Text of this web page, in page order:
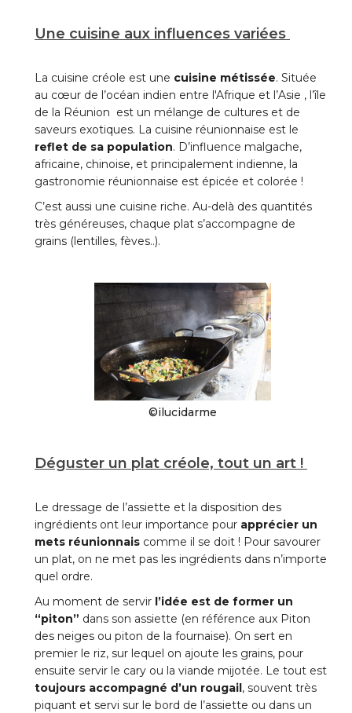
Une cuisine aux influences variées
La cuisine créole est une cuisine métissée. Située
au cœur de l’océan indien entre l'Afrique et l’Asie , l’île
de la Réunion est un mélange de cultures et de
saveurs exotiques. La cuisine réunionnaise est le
reflet de sa population. D’influence malgache,
africaine, chinoise, et principalement indienne, la
gastronomie réunionnaise est épicée et colorée !
C’est aussi une cuisine riche. Au-delà des quantités
très généreuses, chaque plat s’accompagne de
grains (lentilles, fèves..).
©ilucidarme
Déguster un plat créole, tout un art !
Le dressage de l’assiette et la disposition des
ingrédients ont leur importance pour apprécier un
mets réunionnais comme il se doit ! Pour savourer
un plat, on ne met pas les ingrédients dans n’importe
quel ordre.
Au moment de servir l’idée est de former un
“piton” dans son assiette (en référence aux Piton
des neiges ou piton de la fournaise). On sert en
premier le riz, sur lequel on ajoute les grains, pour
ensuite servir le cary ou la viande mijotée. Le tout est
toujours accompagné d’un rougail, souvent très
piquant et servi sur le bord de l’assiette ou dans un